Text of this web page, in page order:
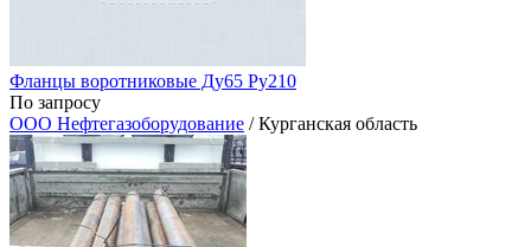
Фланцы воротниковые Ду65 Ру210
По запросу
ООО Нефтегазоборудование / Курганская область